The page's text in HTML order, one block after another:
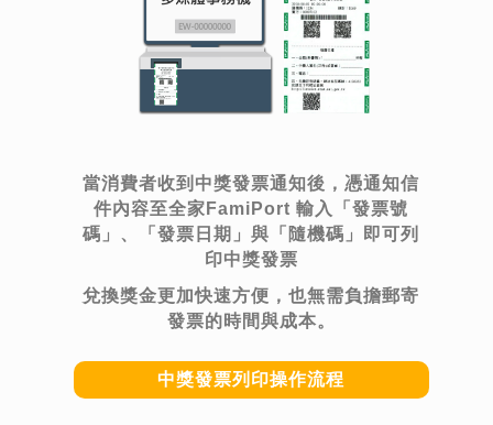
當消費者收到中獎發票通知後，憑通知信
件內容至全家FamiPort 輸入「發票號
碼」、「發票日期」與「隨機碼」即可列
印中獎發票
兌換獎金更加快速方便，也無需負擔郵寄
發票的時間與成本。
中獎發票列印操作流程